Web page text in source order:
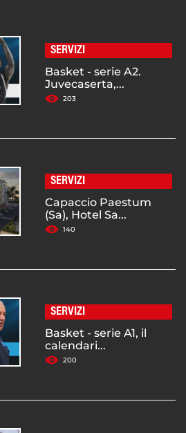
SERVIZI
Basket - serie A2.
Juvecaserta,...
203
SERVIZI
Capaccio Paestum
(Sa), Hotel Sa...
140
SERVIZI
Basket - serie A1, il
calendari...
200